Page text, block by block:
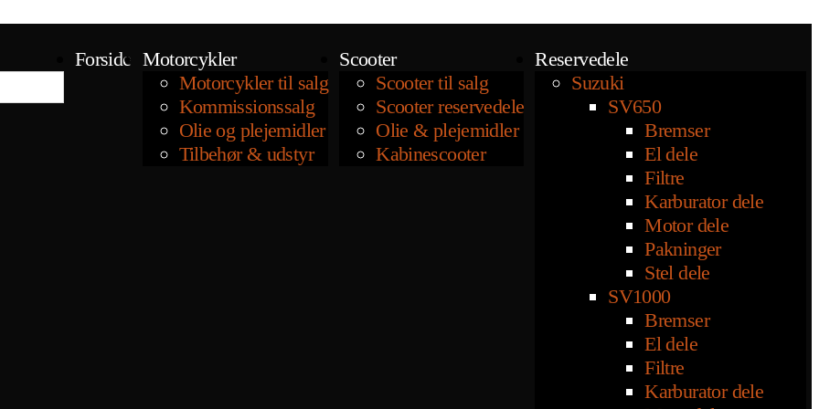
Forside Motorcykler
Motorcykler til salg
Kommissionssalg
Olie og plejemidler
Tilbehør & udstyr
Scooter
Scooter til salg
Scooter reservedele
Olie & plejemidler
Kabinescooter
Reservedele
Suzuki
SV650
Bremser
El dele
Filtre
Karburator dele
Motor dele
Pakninger
Stel dele
SV1000
Bremser
El dele
Filtre
Karburator dele